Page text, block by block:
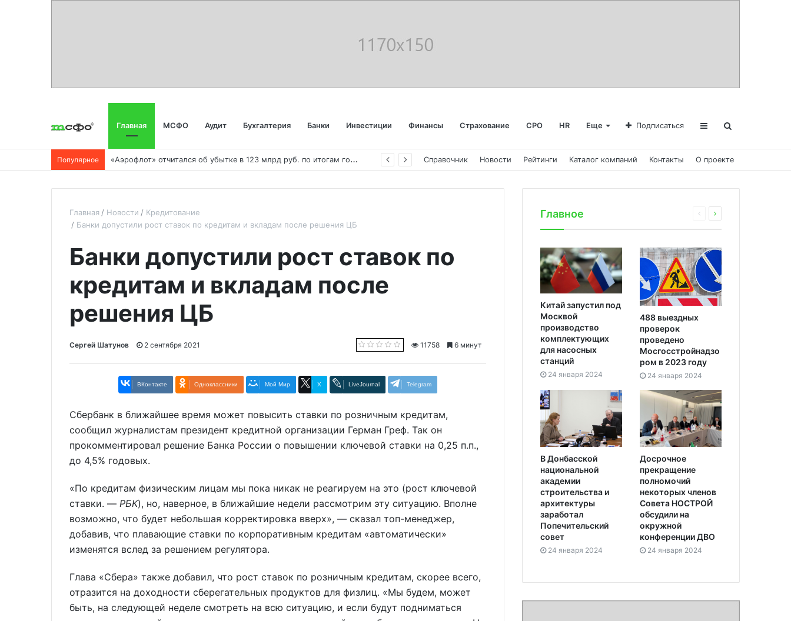
Главная МСФО Аудит Бухгалтерия Банки Инвестиции Финансы Страхование СРО HR Еще Подписаться
Популярное «
Аэрофлот» отчитался об убытке в 123 млрд руб. по итогам года пандемии Справочник Новости Рейтинги Каталог компаний Контакты О проекте
Главная Новости
Кредитование
Банки допустили рост ставок по кредитам и вкладам после решения ЦБ
Банки допустили рост ставок по
кредитам и вкладам после
решения ЦБ
Сергей Шатунов 2 сентября 2021 11758 6 минут
ВКонтакте Одноклассники Мой Мир X LiveJournal Telegram
Сбербанк в ближайшее время может повысить ставки по розничным кредитам,
сообщил журналистам президент кредитной организации Герман Греф. Так он
прокомментировал решение Банка России о повышении ключевой ставки на 0,25 п.п.,
до 4,5% годовых.
«По кредитам физическим лицам мы пока никак не реагируем на это (рост ключевой
ставки. — РБК), но, наверное, в ближайшие недели рассмотрим эту ситуацию. Вполне
возможно, что будет небольшая корректировка вверх», — сказал топ-менеджер,
добавив, что плавающие ставки по корпоративным кредитам «автоматически»
изменятся вслед за решением регулятора.
Глава «Сбера» также добавил, что рост ставок по розничным кредитам, скорее всего,
отразится на доходности сберегательных продуктов для физлиц. «Мы будем, может
быть, на следующей неделе смотреть на всю ситуацию, и если будут подниматься
Главное
Китай запустил под
Москвой
производство
комплектующих
для насосных
станций
24 января 2024
488 выездных
проверок
проведено
Мосгосстройнадзо
ром в 2023 году
24 января 2024
В Донбасской
национальной
академии
строительства и
архитектуры
заработал
Попечительский
совет
24 января 2024
Досрочное
прекращение
полномочий
некоторых членов
Совета НОСТРОЙ
обсудили на
окружной
конференции ДВО
24 января 2024